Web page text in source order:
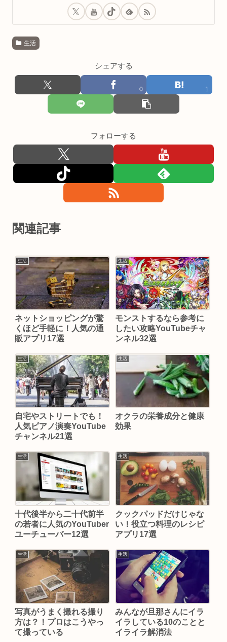
生活
シェアする
0 1
フォローする
関連記事
生活
ネットショッピングが驚
くほど手軽に！人気の通
販アプリ17選
生活
モンストするなら参考に
したい攻略YouTubeチャ
ンネル32選
生活
自宅やストリートでも！
人気ピアノ演奏YouTube
チャンネル21選
生活
オクラの栄養成分と健康
効果
生活
十代後半から二十代前半
の若者に人気のYouTuber
ユーチューバー12選
生活
クックパッドだけじゃな
い！役立つ料理のレシピ
アプリ17選
生活
写真がうまく撮れる撮り
方は？！プロはこうやっ
て撮っている
生活
みんなが旦那さんにイラ
イラしている10のことと
イライラ解消法